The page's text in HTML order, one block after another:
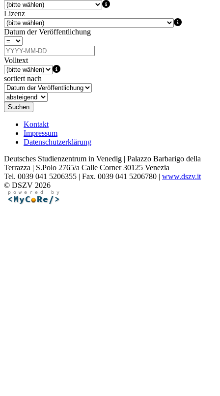
Lizenz
Datum der Veröffentlichung
Volltext
sortiert nach
Suchen
Kontakt
Impressum
Datenschutzerklärung
Deutsches Studienzentrum in Venedig | Palazzo Barbarigo della
Terrazza | S.Polo 2765/a Calle Corner 30125 Venezia
Tel. 0039 041 5206355 | Fax. 0039 041 5206780 | www.dszv.it
© DSZV 2026